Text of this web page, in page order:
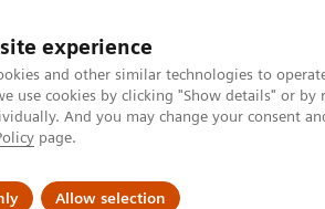
experience
and other similar technologies to
use cookies by clicking "Show details" or
And you may change your consent
page.
Allow selection
& Services